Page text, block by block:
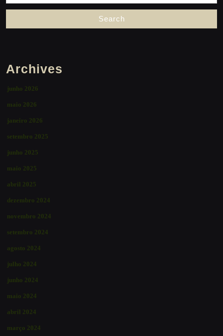
Archives
junho 2026
maio 2026
janeiro 2026
setembro 2025
junho 2025
maio 2025
abril 2025
dezembro 2024
novembro 2024
setembro 2024
agosto 2024
julho 2024
junho 2024
maio 2024
abril 2024
março 2024